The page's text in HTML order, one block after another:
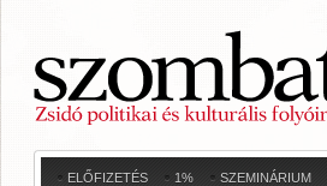
ELŐFIZETÉS 1% SZEMINÁRIUM